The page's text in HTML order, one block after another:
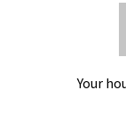
Your